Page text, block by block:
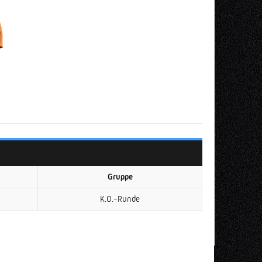
Gruppe
K.O.-Runde